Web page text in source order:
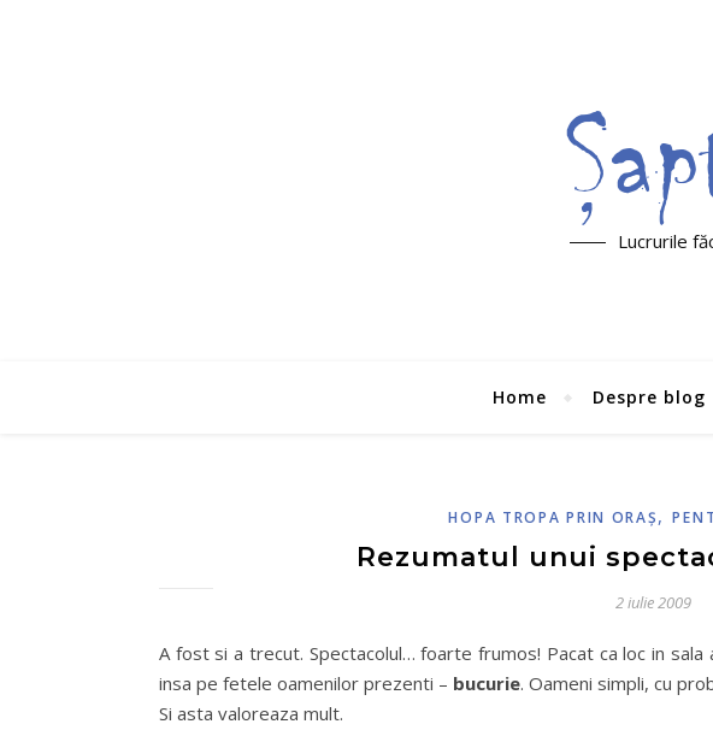
Lucrurile
Home Despre blog
HOPA TROPA PRIN ORAŞ,
Rezumatul unui
2 iulie 2009
A fost si a trecut. Spectacolul… foarte frumos! Pacat ca loc in
insa pe fetele oamenilor prezenti – bucurie. Oameni simpli, cu
Si asta valoreaza mult.